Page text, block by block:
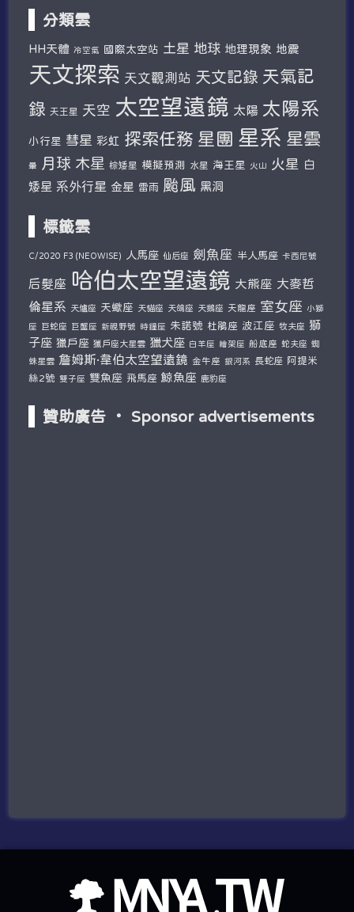
分類雲
HH天體 冷空氣 國際太空站 土星 地球 地理現象 地震
天文探索 天文觀測站 天文記錄 天氣記
錄 天王星 天空 太空望遠鏡 太陽 太陽系
小行星 彗星 彩虹 探索任務 星團 星系 星雲
暈 月球 木星 棕矮星 模擬預測 水星 海王星 火山 火星 白
矮星 系外行星 金星 雷雨 颱風 黑洞
標籤雲
C/2020 F3 (NEOWISE) 人馬座 仙后座 劍魚座 半人馬座 卡西尼號
后髮座 哈伯太空望遠鏡 大熊座 大麥哲
倫星系
天爐座 天蠍座 天貓座 天鴿座 天鵝座 天龍座 室女座 小獅
座 巨蛇座 巨蟹座 新視野號 時鐘座 朱諾號 杜鵑座 波江座 牧夫座
獅
子座 獵戶座 獵戶座大星雲 獵犬座 白羊座 繪架座 船底座 蛇夫座 蜘
蛛星雲 詹姆斯·韋伯太空望遠鏡 金牛座 銀河系 長蛇座 阿提米
絲2號
雙子座 雙魚座 飛馬座 鯨魚座 鹿豹座
贊助廣告 ‧ Sponsor advertisements